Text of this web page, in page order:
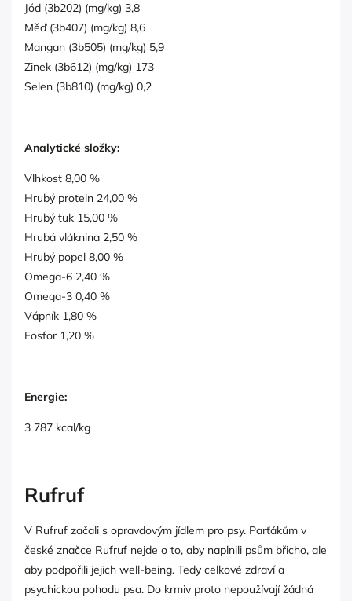
Jód (3b202) (mg/kg) 3,8
Měď (3b407) (mg/kg) 8,6
Mangan (3b505) (mg/kg) 5,9
Zinek (3b612) (mg/kg) 173
Selen (3b810) (mg/kg) 0,2
Analytické složky:
Vlhkost 8,00 %
Hrubý protein 24,00 %
Hrubý tuk 15,00 %
Hrubá vláknina 2,50 %
Hrubý popel 8,00 %
Omega-6 2,40 %
Omega-3 0,40 %
Vápník 1,80 %
Fosfor 1,20 %
Energie:
3 787 kcal/kg
Rufruf
V Rufruf začali s opravdovým jídlem pro psy. Parťákům v
české značce Rufruf nejde o to, aby naplnili psům břicho, ale
aby podpořili jejich well-being. Tedy celkové zdraví a
psychickou pohodu psa. Do krmiv proto nepoužívají žádná